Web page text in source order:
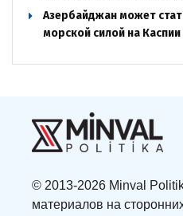
Азербайджан может
морской силой на Каспии
© 2013-2026 Minval
материалов на